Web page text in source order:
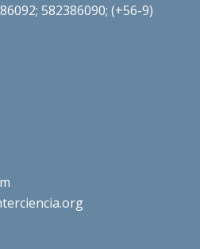
582386090; (+56-9)